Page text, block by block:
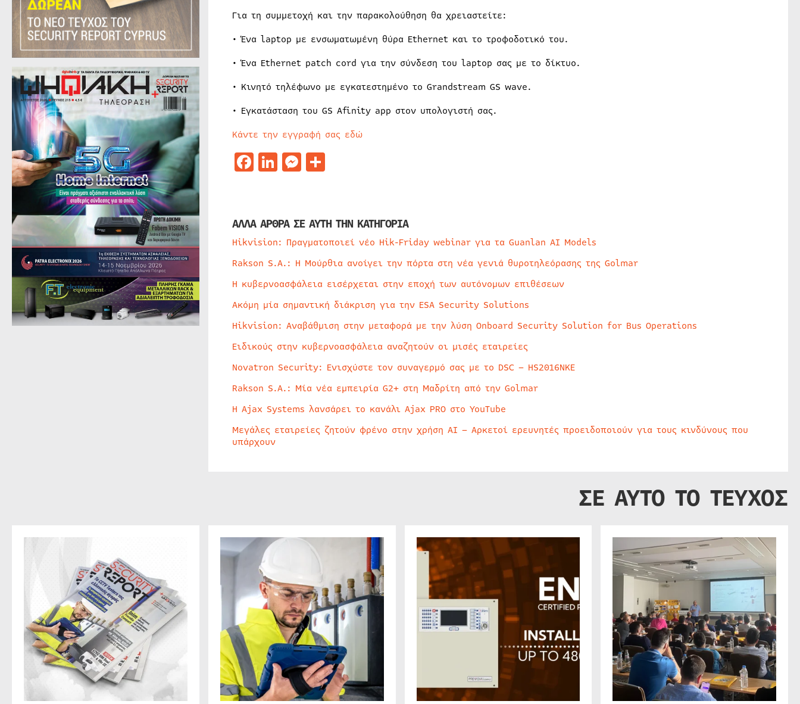
Για τη συμμετοχή και την παρακολούθηση θα χρειαστείτε:
• Ένα laptop με ενσωματωμένη θύρα Ethernet και το τροφοδοτικό του.
• Ένα Ethernet patch cord για την σύνδεση του laptop σας με το δίκτυο.
• Κινητό τηλέφωνο με εγκατεστημένο το Grandstream GS wave.
• Εγκατάσταση του GS Afinity app στον υπολογιστή σας.
Κάντε την εγγραφή σας εδώ
Facebook
LinkedIn
Messenger
Μοιραστείτε
ΑΛΛΑ ΑΡΘΡΑ ΣΕ ΑΥΤΗ ΤΗΝ ΚΑΤΗΓΟΡΙΑ
Hikvision: Πραγματοποιεί νέο Hik-Friday webinar για τα Guanlan AI Models
Rakson S.A.: Η Μούρθια ανοίγει την πόρτα στη νέα γενιά θυροτηλεόρασης της Golmar
Η κυβερνοασφάλεια εισέρχεται στην εποχή των αυτόνομων επιθέσεων
Ακόμη μία σημαντική διάκριση για την ESA Security Solutions
Hikvision: Αναβάθμιση στην μεταφορά με την λύση Onboard Security Solution for Bus Operations
Ειδικούς στην κυβερνοασφάλεια αναζητούν οι μισές εταιρείες
Novatron Security: Ενισχύστε τον συναγερμό σας με το DSC – HS2016NKE
Rakson S.A.: Μία νέα εμπειρία G2+ στη Μαδρίτη από την Golmar
Η Ajax Systems λανσάρει το κανάλι Ajax PRO στο YouTube
Μεγάλες εταιρείες ζητούν φρένο στην χρήση AI – Αρκετοί ερευνητές προειδοποιούν για τους κινδύνους που
υπάρχουν
ΣΕ ΑΥΤΟ ΤΟ ΤΕΥΧΟΣ